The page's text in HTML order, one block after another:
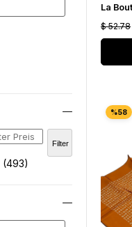
Filter
(493)
$ 52.78